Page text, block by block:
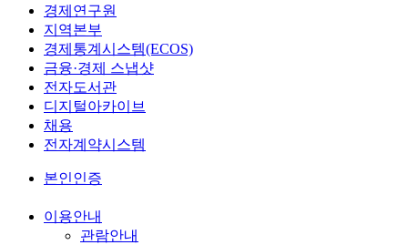
경제연구원
지역본부
경제통계시스템(ECOS)
금융·경제 스냅샷
전자도서관
디지털아카이브
채용
전자계약시스템
본인인증
이용안내
관람안내